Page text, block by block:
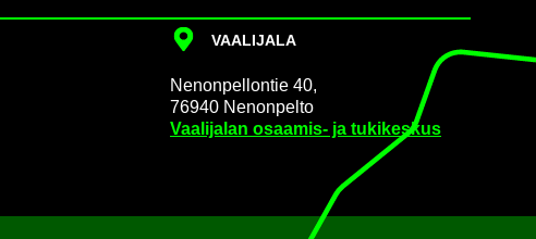
VAA­LI­JA­LA
Ne­non­pel­lon­tie 40,
76940 Ne­non­pel­to
Vaa­li­ja­lan osaamis-​ ja tu­ki­kes­kus